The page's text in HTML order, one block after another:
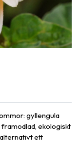
gyllengula
ekologiskt
ett